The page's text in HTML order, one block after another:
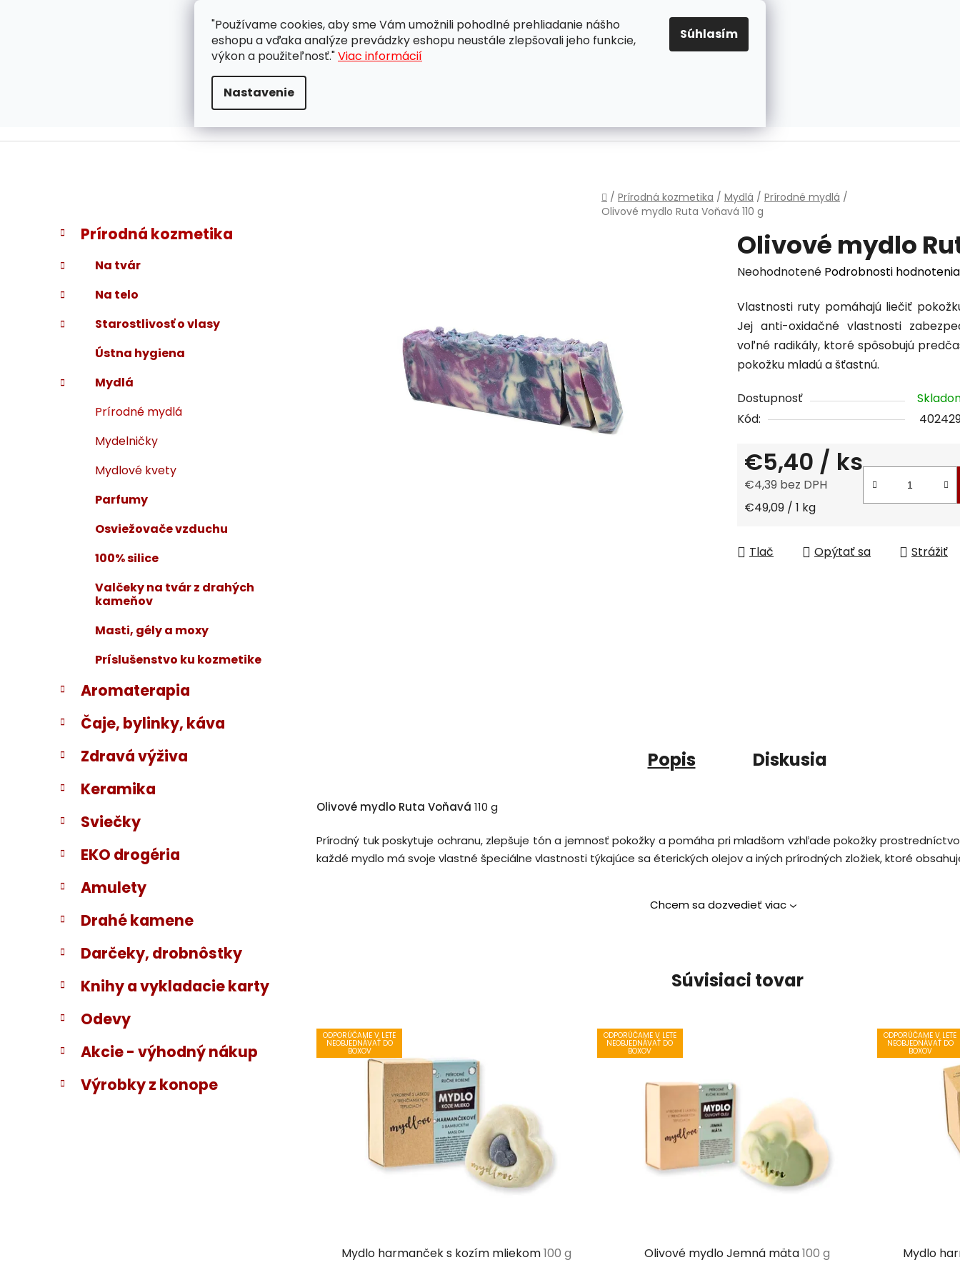
"Používame cookies, aby sme Vám umožnili pohodlné prehliadanie nášho
eshopu a vďaka analýze prevádzky eshopu neustále zlepšovali jeho funkcie,
výkon a použiteľnosť."Viac informácií
Nastavenie
Súhlasím
ZÁKAZNÍCKA PODPORA OBCHODNÉ PODMIENKY OCHRANA OSOBNÝCH ÚDAJOV PRAVIDLÁ PRE COOKIES
EUR
Domov
/ Prírodná kozmetika / Mydlá / Prírodné mydlá /
Olivové mydlo Ruta Voňavá 110 g
B
č
ý
p
e
l
Preskočiť
kategórie
K
a
t
e
g
ó
r
Prírodná kozmetika
Na tvár
Na telo
Starostlivosť o vlasy
Ústna hygiena
Mydlá
Prírodné mydlá
Mydelničky
Mydlové kvety
Parfumy
Osviežovače vzduchu
100% silice
Valčeky na tvár z drahých
kameňov
Masti, gély a moxy
Príslušenstvo ku kozmetike
Aromaterapia
Čaje, bylinky, káva
Zdravá výživa
Keramika
Sviečky
EKO drogéria
Amulety
Drahé kamene
Darčeky, drobnôstky
Knihy a vykladacie karty
Odevy
Akcie - výhodný nákup
Výrobky z konope
Olivové mydlo
Priemerné
produktu
je
0,0
z
hviezdičiek.
Neohodnotené Podrobnosti hodnotenia
Vlastnosti ruty pomáhajú liečiť
Jej anti-oxidačné vlastnosti
voľné radikály, ktoré spôsobujú
pokožku mladú a šťastnú.
Dostupnosť
Kód:
€5,40 / ks
€4,39 bez DPH
Jednotková cena:
€49,09 / 1 kg
Tlač Opýtať sa Strážiť
Popis Diskusia
Olivové mydlo Ruta Voňavá 110 g
Prírodný tuk poskytuje ochranu, zlepšuje tón a jemnosť pokožky a pomáha pri mladšom vzhľade pokožky
každé mydlo má svoje vlastné špeciálne vlastnosti týkajúce sa éterických olejov a iných prírodných zložiek, ktoré
Chcem sa dozvedieť viac
Súvisiaci tovar
ODPORÚČAME V LETE
NEOBJEDNÁVAŤ DO
BOXOV
Mydlo harmanček s kozím mliekom100 g
ODPORÚČAME V LETE
NEOBJEDNÁVAŤ DO
BOXOV
Olivové mydlo Jemná mäta100 g
ODPORÚČAME V LETE
NEOBJEDNÁVAŤ DO
BOXOV
Mydlo